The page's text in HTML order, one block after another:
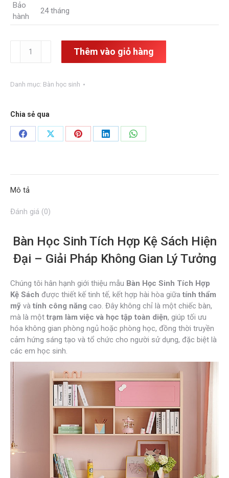
Bảo
hành
24 tháng
BHS-
12
Thêm vào giỏ hàng
Danh mục: Bàn học sinh
Chia sẻ qua
Share
Share
Share
Share
Share
Mô tả
Đánh giá (0)
Bàn Học Sinh Tích Hợp Kệ Sách Hiện
Đại – Giải Pháp Không Gian Lý Tưởng
Chúng tôi hân hạnh giới thiệu mẫu Bàn Học Sinh Tích Hợp
Kệ Sách được thiết kế tinh tế, kết hợp hài hòa giữa tính thẩm
mỹ và tính công năng cao. Đây không chỉ là một chiếc bàn,
mà là một trạm làm việc và học tập toàn diện, giúp tối ưu
hóa không gian phòng ngủ hoặc phòng học, đồng thời truyền
cảm hứng sáng tạo và tổ chức cho người sử dụng, đặc biệt là
các em học sinh.